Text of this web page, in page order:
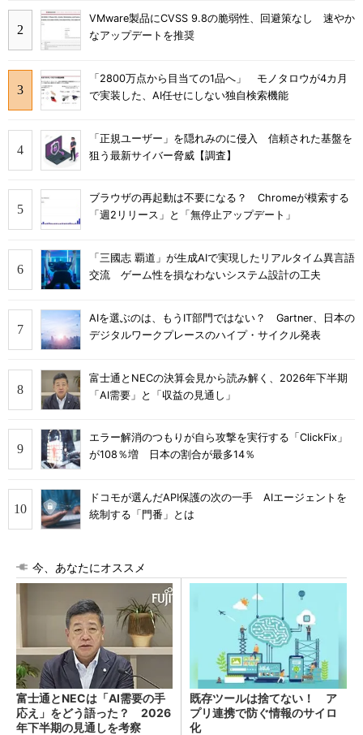
VMware製品にCVSS 9.8の脆弱性、回避策なし 速やか
なアップデートを推奨
「2800万点から目当ての1品へ」 モノタロウが4カ月
で実装した、AI任せにしない独自検索機能
「正規ユーザー」を隠れみのに侵入 信頼された基盤を
狙う最新サイバー脅威【調査】
ブラウザの再起動は不要になる？ Chromeが模索する
「週2リリース」と「無停止アップデート」
「三國志 覇道」が生成AIで実現したリアルタイム異言語
交流 ゲーム性を損なわないシステム設計の工夫
AIを選ぶのは、もうIT部門ではない？ Gartner、日本の
デジタルワークプレースのハイプ・サイクル発表
富士通とNECの決算会見から読み解く、2026年下半期
「AI需要」と「収益の見通し」
エラー解消のつもりが自ら攻撃を実行する「ClickFix」
が108％増 日本の割合が最多14％
ドコモが選んだAPI保護の次の一手 AIエージェントを
統制する「門番」とは
今、あなたにオススメ
富士通とNECは「AI需要の手
応え」をどう語った？ 2026
年下半期の見通しを考察
既存ツールは捨てない！ ア
プリ連携で防ぐ情報のサイロ
化